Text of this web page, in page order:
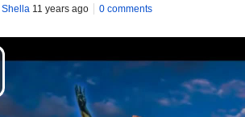
Shella 11 years ago 0 comments